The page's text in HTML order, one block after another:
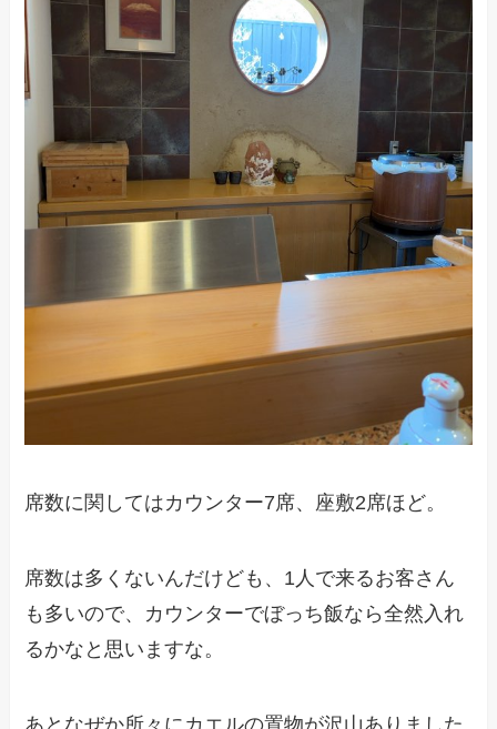
席数に関してはカウンター7席、座敷2席ほど。
席数は多くないんだけども、1人で来るお客さん
も多いので、カウンターでぼっち飯なら全然入れ
るかなと思いますな。
あとなぜか所々にカエルの置物が沢山ありました